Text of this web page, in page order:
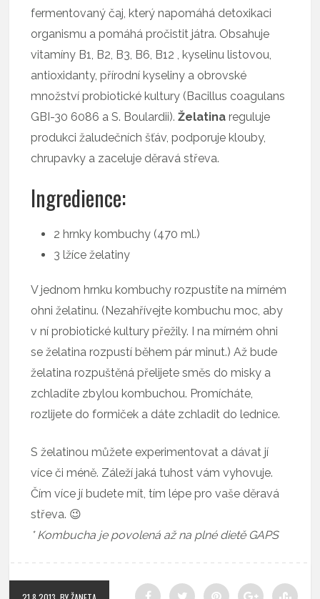
fermentovaný čaj, který napomáhá detoxikaci
organismu a pomáhá pročistit játra. Obsahuje
vitamíny B1, B2, B3, B6, B12 , kyselinu listovou,
antioxidanty, přírodní kyseliny a obrovské
množství probiotické kultury (Bacillus coagulans
GBI-30 6086 a S. Boulardii).Želatina reguluje
produkci žaludečních šťáv, podporuje klouby,
chrupavky a zaceluje děravá střeva.
Ingredience:
2 hrnky kombuchy (470 ml.)
3 lžíce želatiny
V jednom hrnku kombuchy rozpustíte na mírném
ohni želatinu. (Nezahřívejte kombuchu moc, aby
v ní probiotické kultury přežily. I na mírném ohni
se želatina rozpustí během pár minut.) Až bude
želatina rozpuštěná přelijete směs do misky a
zchladíte zbylou kombuchou. Promícháte,
rozlijete do formiček a dáte zchladit do lednice.
S želatinou můžete experimentovat a dávat jí
více či méně. Záleží jaká tuhost vám vyhovuje.
Čím více jí budete mít, tím lépe pro vaše děravá
střeva. 😉
* Kombucha je povolená až na plné dietě GAPS